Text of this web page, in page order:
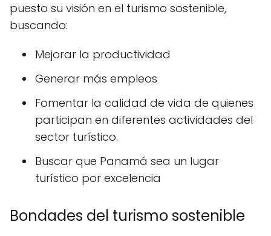
puesto su visión en el turismo sostenible,
buscando:
Mejorar la productividad
Generar más empleos
Fomentar la calidad de vida de quienes
participan en diferentes actividades del
sector turístico.
Buscar que Panamá sea un lugar
turístico por excelencia
Bondades del turismo sostenible